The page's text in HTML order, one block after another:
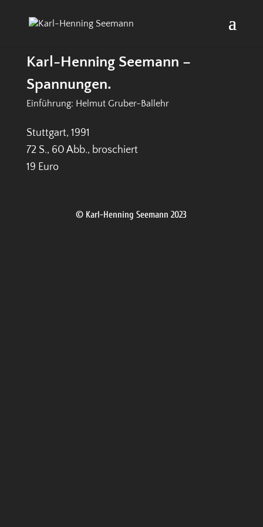
Karl-Henning Seemann –
Spannungen.
Einführung: Helmut Gruber-Ballehr
Stuttgart, 1991
72 S., 60 Abb., broschiert
19 Euro
© Karl-Henning Seemann 2023